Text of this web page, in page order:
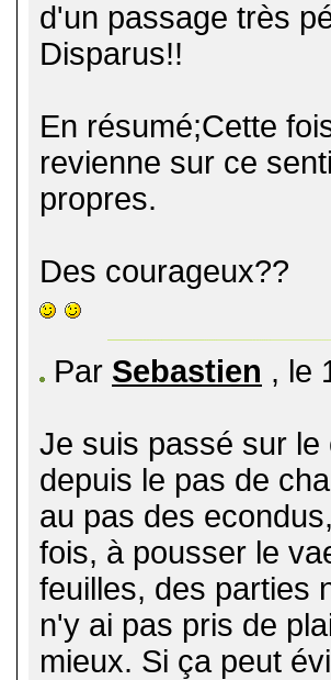
d'un passage très
Disparus!!
En résumé;Cette
revienne sur ce
propres.
Des courageux??
Par Sebastien , le
Je suis passé sur
depuis le pas de
au pas des
fois, à pousser le
feuilles, des parties
n'y ai pas pris de
mieux. Si ça peut